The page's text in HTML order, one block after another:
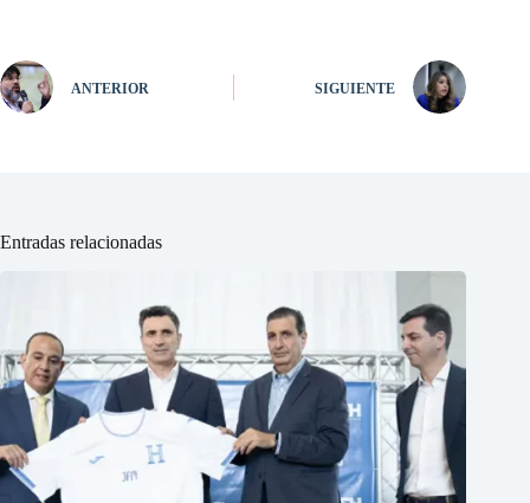
ANTERIOR SIGUIENTE
Entradas relacionadas